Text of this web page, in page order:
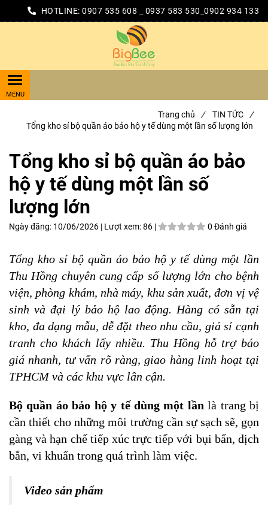
HOTLINE: 0907 535 608 _ 0937 583 530_0902 934 133
Trang chủ / TIN TỨC
/
Tổng kho sỉ bộ quần áo bảo hộ y tế dùng một lần số lượng lớn
Tổng kho sỉ bộ quần áo bảo
hộ y tế dùng một lần số
lượng lớn
Ngày đăng: 10/06/2026 | Lượt xem:86 | 0 Đánh giá
Tổng kho sỉ bộ quần áo bảo hộ y tế dùng một lần
Thu Hồng chuyên cung cấp số lượng lớn cho bệnh
viện, phòng khám, nhà máy, khu sản xuất, đơn vị vệ
sinh và đại lý bảo hộ lao động. Hàng có sẵn tại
kho, đa dạng mẫu, dễ đặt theo nhu cầu, giá sỉ cạnh
tranh cho khách lấy nhiều. Thu Hồng hỗ trợ báo
giá nhanh, tư vấn rõ ràng, giao hàng linh hoạt tại
TPHCM và các khu vực lân cận.
Bộ quần áo bảo hộ y tế dùng một lần là trang bị
cần thiết cho những môi trường cần sự sạch sẽ, gọn
gàng và hạn chế tiếp xúc trực tiếp với bụi bẩn, dịch
bắn, vi khuẩn trong quá trình làm việc.
Video sản phẩm